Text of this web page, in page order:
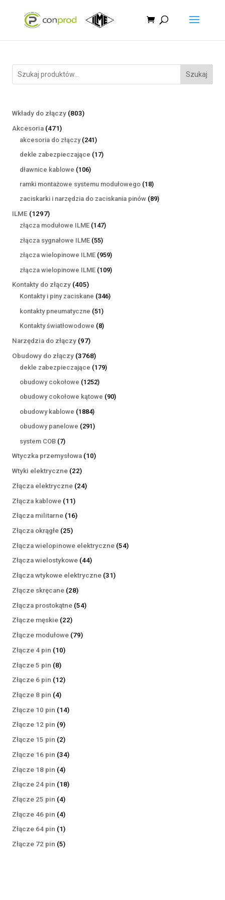
Szukaj
Wkłady do złączy 803803
Akcesoria 471471
produktów
akcesoria do złączy 241241
produktów
dekle zabezpieczające 1717
dławnice kablowe 106106
produktów
ramki montażowe systemu modułowego 1818
produktów
zaciskarki i narzędzia do zaciskania pinów 8989
ILME 12971297
produktów
złącza modułowe ILME 147147
złącza sygnałowe ILME 5555
produktów
złącza wielopinowe ILME 959959
produktów
złącza wielopinowe ILME 109109
Kontakty do złączy 405405
produktów
Kontakty i piny zaciskane 346346
kontakty pneumatyczne 5151
produktów
Kontakty światłowodowe 88
Narzędzia do złączy 9797
produktów
Obudowy do złączy 37683768
produktów
dekle zabezpieczające 179179
obudowy cokołowe 12521252
produkty
obudowy cokołowe kątowe 9090
obudowy kablowe 18841884
produkty
obudowy panelowe 291291
system COB 77
produktów
Wtyczka przemysłowa 1010
Wtyki elektryczne 2222
produkty
Złącza elektryczne 2424
Złącza kablowe 1111
produktów
Złącza militarne 1616
Złącza okrągłe 2525
produktów
Złącza wielopinowe elektryczne 5454
Złącza wielostykowe 4444
produkty
Złącza wtykowe elektryczne 3131
Złącze skręcane 2828
produktów
Złącza prostokątne 5454
Złącze męskie 2222
produkty
Złącze modułowe 7979
Złącze 4 pin 1010
Złącze 5 pin 88
produktów
Złącze 6 pin 1212
Złącze 8 pin 44
produkty
Złącze 10 pin 1414
Złącze 12 pin 99
produktów
Złącze 15 pin 22
produkty
Złącze 16 pin 3434
Złącze 18 pin 44
produkty
Złącze 24 pin 1818
Złącze 25 pin 44
produkty
Złącze 46 pin 44
produkty
Złącze 64 pin 11
produkt
Złącze 72 pin 55